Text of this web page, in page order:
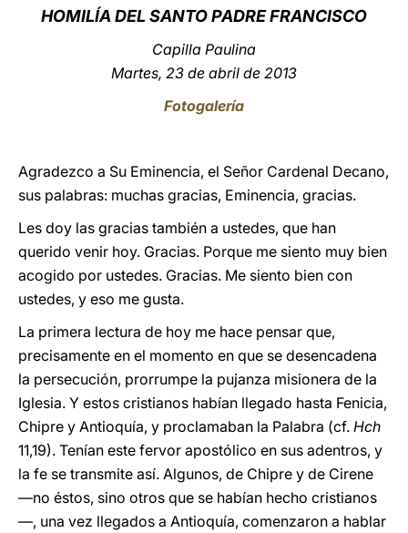
HOMILÍA DEL SANTO PADRE FRANCISCO
Capilla Paulina
Martes, 23 de abril de 2013
Fotogalería
Agradezco a Su Eminencia, el Señor Cardenal Decano,
sus palabras: muchas gracias, Eminencia, gracias.
Les doy las gracias también a ustedes, que han
querido venir hoy. Gracias. Porque me siento muy bien
acogido por ustedes. Gracias. Me siento bien con
ustedes, y eso me gusta.
La primera lectura de hoy me hace pensar que,
precisamente en el momento en que se desencadena
la persecución, prorrumpe la pujanza misionera de la
Iglesia. Y estos cristianos habían llegado hasta Fenicia,
Chipre y Antioquía, y proclamaban la Palabra (cf. Hch
11,19). Tenían este fervor apostólico en sus adentros, y
la fe se transmite así. Algunos, de Chipre y de Cirene
—no éstos, sino otros que se habían hecho cristianos
—, una vez llegados a Antioquía, comenzaron a hablar